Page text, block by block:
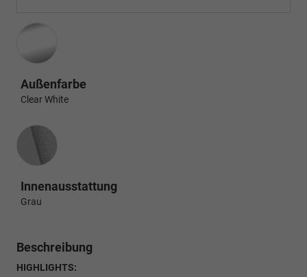
Außenfarbe
Clear White
Innenausstattung
Innenausstattung
Grau
Beschreibung
HIGHLIGHTS: